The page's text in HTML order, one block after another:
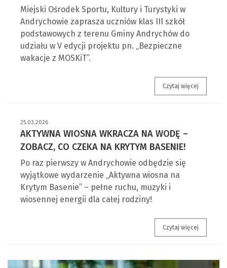
Miejski Ośrodek Sportu, Kultury i Turystyki w
Andrychowie zaprasza uczniów klas III szkół
podstawowych z terenu Gminy Andrychów do
udziału w V edycji projektu pn. „Bezpieczne
wakacje z MOSKiT”.
Czytaj więcej
25.03.2026
AKTYWNA WIOSNA WKRACZA NA WODĘ –
ZOBACZ, CO CZEKA NA KRYTYM BASENIE!
Po raz pierwszy w Andrychowie odbędzie się
wyjątkowe wydarzenie „Aktywna wiosna na
Krytym Basenie” – pełne ruchu, muzyki i
wiosennej energii dla całej rodziny!
Czytaj więcej